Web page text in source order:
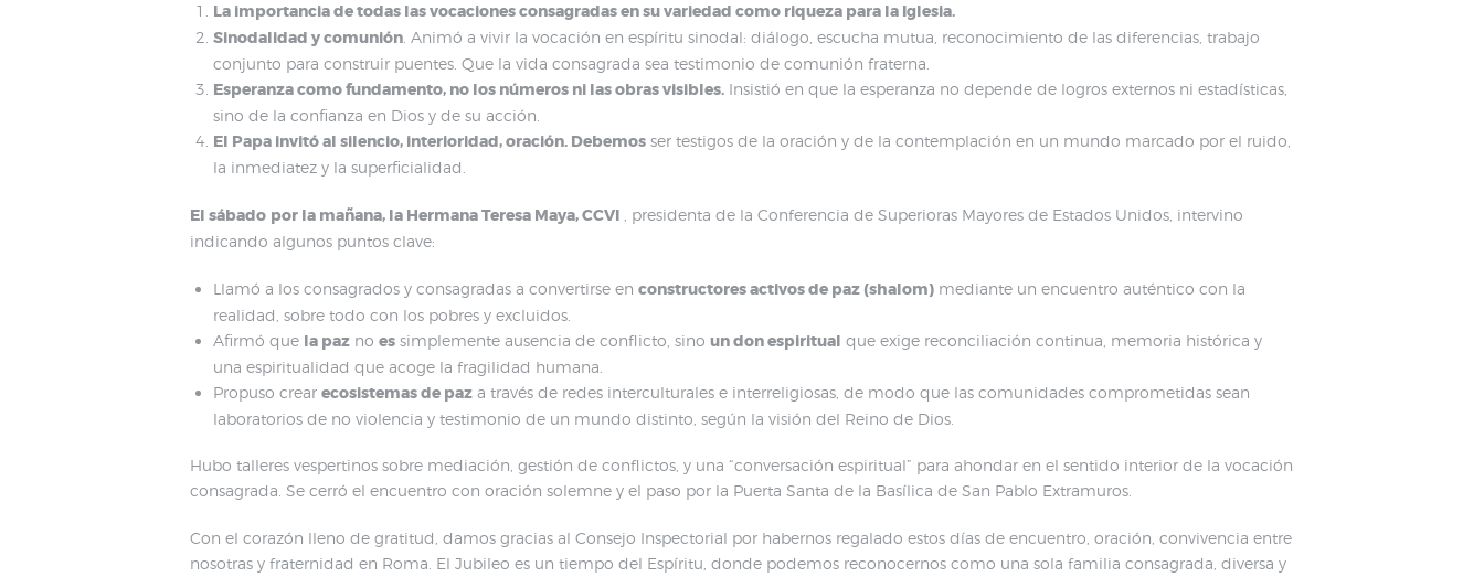
La importancia de todas las vocaciones consagradas en su variedad como riqueza para la Iglesia.
Sinodalidad y comunión. Animó a vivir la vocación en espíritu sinodal: diálogo, escucha mutua, reconocimiento de las diferencias, trabajo
conjunto para construir puentes. Que la vida consagrada sea testimonio de comunión fraterna.
Esperanza como fundamento, no los números ni las obras visibles. Insistió en que la esperanza no depende de logros externos ni estadísticas,
sino de la confianza en Dios y de su acción.
El Papa invitó al silencio, interioridad, oración. Debemos ser testigos de la oración y de la contemplación en un mundo marcado por el ruido,
la inmediatez y la superficialidad.
El sábado por la mañana, la Hermana Teresa Maya, CCVI , presidenta de la Conferencia de Superioras Mayores de Estados Unidos, intervino
indicando algunos puntos clave:
Llamó a los consagrados y consagradas a convertirse en constructores activos de paz (shalom) mediante un encuentro auténtico con la
realidad, sobre todo con los pobres y excluidos.
Afirmó que la paz no es simplemente ausencia de conflicto, sino un don espiritual que exige reconciliación continua, memoria histórica y
una espiritualidad que acoge la fragilidad humana.
Propuso crear ecosistemas de paz a través de redes interculturales e interreligiosas, de modo que las comunidades comprometidas sean
laboratorios de no violencia y testimonio de un mundo distinto, según la visión del Reino de Dios.
Hubo talleres vespertinos sobre mediación, gestión de conflictos, y una “conversación espiritual” para ahondar en el sentido interior de la vocación
consagrada. Se cerró el encuentro con oración solemne y el paso por la Puerta Santa de la Basílica de San Pablo Extramuros.
Con el corazón lleno de gratitud, damos gracias al Consejo Inspectorial por habernos regalado estos días de encuentro, oración, convivencia entre
nosotras y fraternidad en Roma. El Jubileo es un tiempo del Espíritu, donde podemos reconocernos como una sola familia consagrada, diversa y